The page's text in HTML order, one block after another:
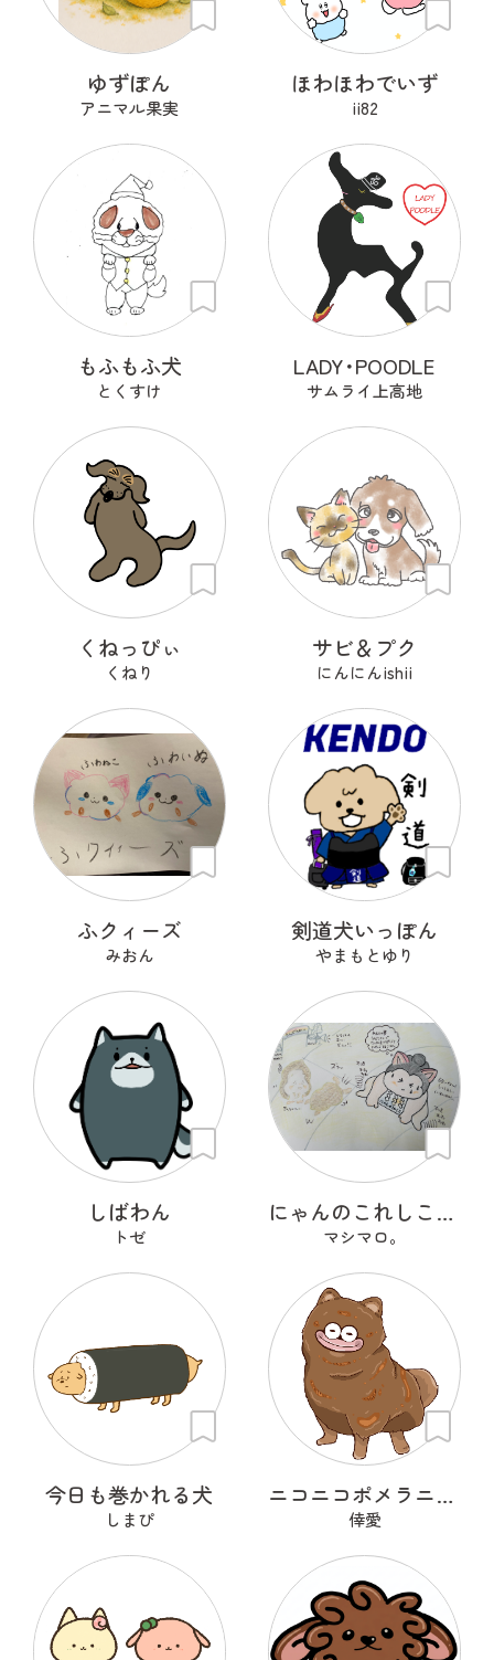
ゆずぽん
アニマル果実
ほわほわでいず
ii82
もふもふ犬
とくすけ
LADY･POODLE
サムライ上高地
くねっぴぃ
くねり
サビ＆プク
にんにんishii
ふクィーズ
みおん
剣道犬いっぽん
やまもとゆり
しばわん
トゼ
にゃんのこれしこ ある日の夢 Ｎo.2
マシマロ。
今日も巻かれる犬
しまぴ
ニコニコポメラニアン
倖愛